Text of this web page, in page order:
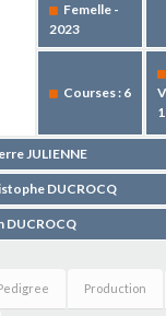
Femelle -
2023
Courses : 6
1
JULIENNE
DUCROCQ
DUCROCQ
Production